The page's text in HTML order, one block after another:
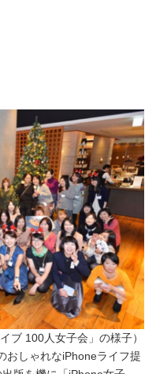
ブ 100人女子会」の様子）
おしゃれなiPhoneライフ提